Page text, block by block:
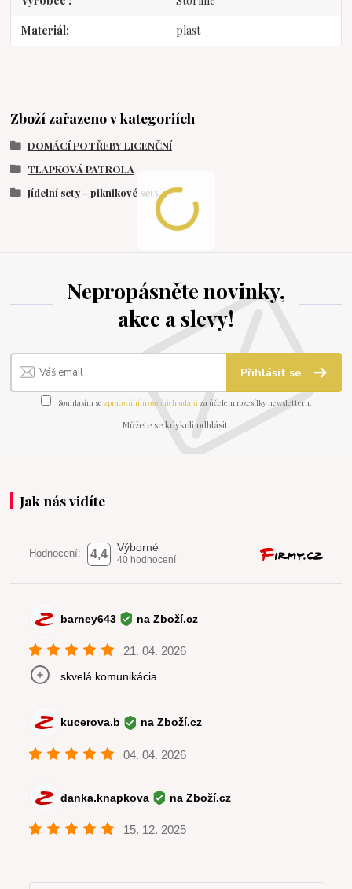
Materiál plast
Zboží zařazeno v kategoriích
DOMÁCÍ POTŘEBY LICENČNÍ
TLAPKOVÁ PATROLA
Jídelní sety - piknikové sety
Nepropásněte novinky,
akce a slevy!
Přihlásit se
Souhlasím se zpracováním osobních údajů za účelem rozesílky newsletteru.
Můžete se kdykoli odhlásit.
Jak nás vidíte